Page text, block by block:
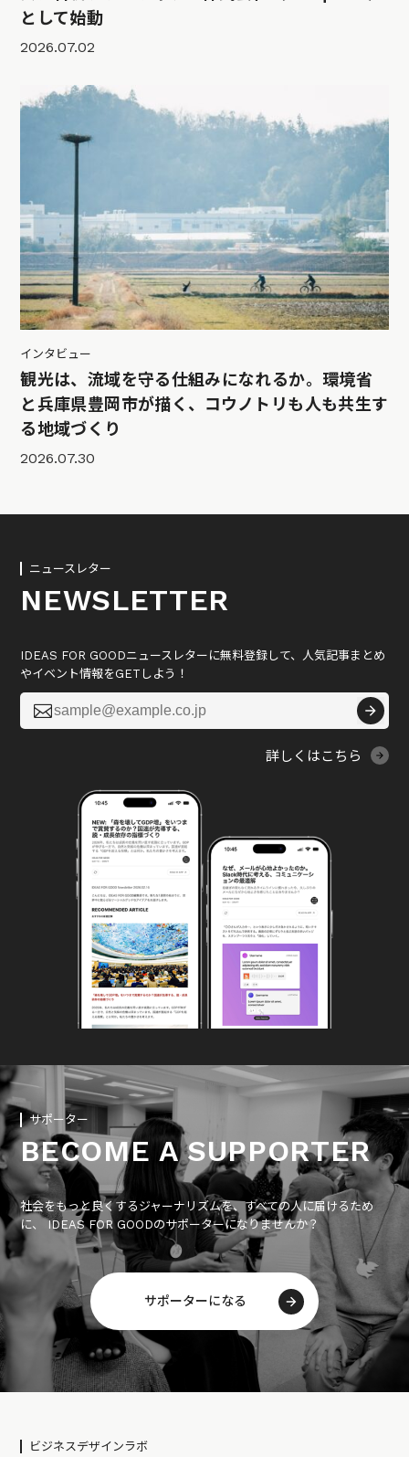
として始動
2026.07.02
インタビュー
観光は、流域を守る仕組みになれるか。環境省
と兵庫県豊岡市が描く、コウノトリも人も共生す
る地域づくり
2026.07.30
ニュースレター
NEWSLETTER
IDEAS FOR GOODニュースレターに無料登録して、人気記事まとめ
やイベント情報をGETしよう！

詳しくはこちら
サポーター
BECOME A SUPPORTER
社会をもっと良くするジャーナリズムを、すべての人に届けるため
に、 IDEAS FOR GOODのサポーターになりませんか？
サポーターになる
ビジネスデザインラボ